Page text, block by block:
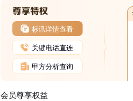
标讯详情查看
关键电话直连
甲方分析查询
会员尊享权益